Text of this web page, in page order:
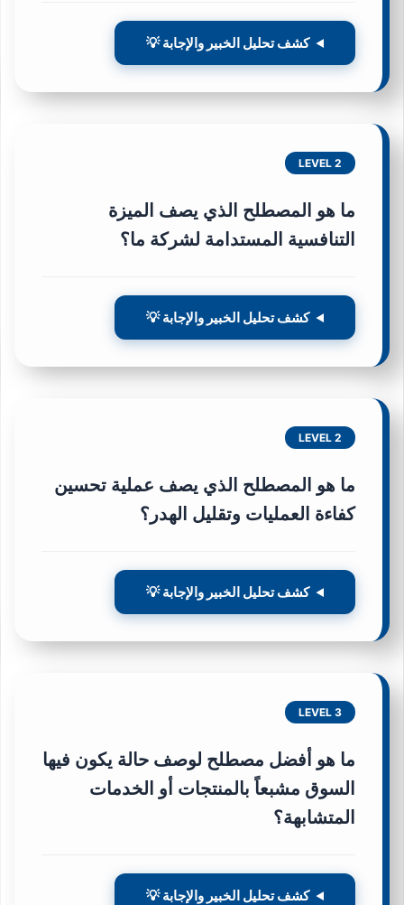
كشف تحليل الخبير والإجابة 💡
LEVEL 2
ما هو المصطلح الذي يصف الميزة
التنافسية المستدامة لشركة ما؟
كشف تحليل الخبير والإجابة 💡
LEVEL 2
ما هو المصطلح الذي يصف عملية تحسين
كفاءة العمليات وتقليل الهدر؟
كشف تحليل الخبير والإجابة 💡
LEVEL 3
ما هو أفضل مصطلح لوصف حالة يكون فيها
السوق مشبعاً بالمنتجات أو الخدمات
المتشابهة؟
كشف تحليل الخبير والإجابة 💡